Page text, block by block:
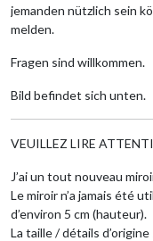
jemanden nützlich sein
melden.
Fragen sind willkommen.
Bild befindet sich unten.
VEUILLEZ LIRE
J’ai un tout nouveau
Le miroir n’a jamais été
d’environ 5 cm (hauteur).
La taille / détails